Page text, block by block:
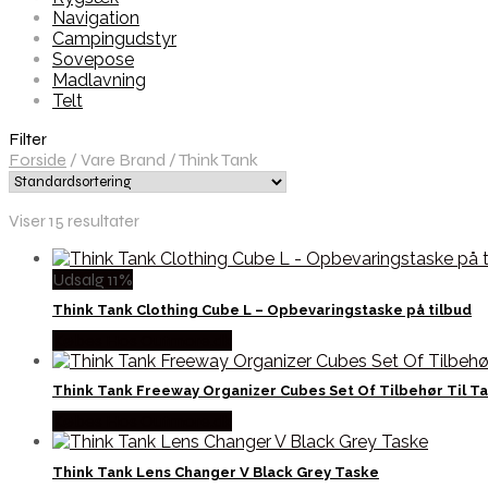
Navigation
Campingudstyr
Sovepose
Madlavning
Telt
Filter
Forside / Vare Brand /Think Tank
Viser 15 resultater
Udsalg 11%
Think Tank Clothing Cube L – Opbevaringstaske på tilbud
Think Tank Freeway Organizer Cubes Set Of Tilbehør Til
Think Tank Lens Changer V Black Grey Taske